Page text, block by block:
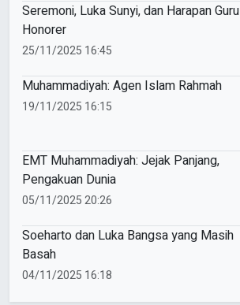
Seremoni, Luka Sunyi, dan Harapan Guru
Honorer
25/11/2025 16:45
Muhammadiyah: Agen Islam Rahmah
19/11/2025 16:15
EMT Muhammadiyah: Jejak Panjang,
Pengakuan Dunia
05/11/2025 20:26
Soeharto dan Luka Bangsa yang Masih
Basah
04/11/2025 16:18